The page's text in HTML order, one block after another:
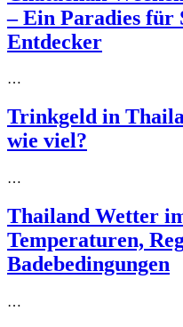
– Ein Paradies für
Entdecker
…
Trinkgeld in
wie viel?
…
Thailand Wetter
Temperaturen,
Badebedingungen
…